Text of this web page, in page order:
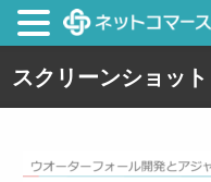
スクリーンショッ